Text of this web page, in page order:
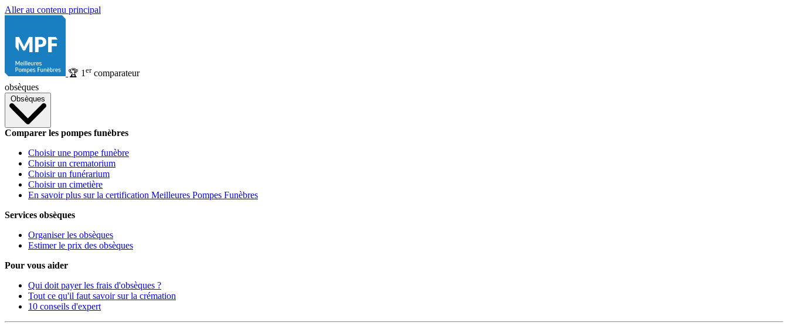
Aller au contenu principal
🏆 1 ercomparateur
obsèques
Obsèques
Comparer les pompes funèbres
Choisir une pompe funèbre
Choisir un crematorium
Choisir un funérarium
Choisir un cimetière
En savoir plus sur la certification Meilleures Pompes Funèbres
Services obsèques
Organiser les obsèques
Estimer le prix des obsèques
Pour vous aider
Qui doit payer les frais d'obsèques ?
Tout ce qu'il faut savoir sur la crémation
10 conseils d'expert